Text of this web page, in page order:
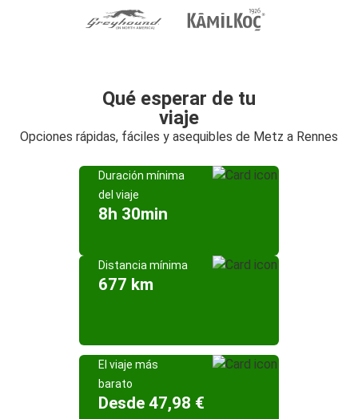
Qué esperar de tu
viaje
Opciones rápidas, fáciles y asequibles de Metz a Rennes
Duración mínima
del viaje
8h 30min
Distancia mínima
677 km
El viaje más
barato
Desde 47,98 €